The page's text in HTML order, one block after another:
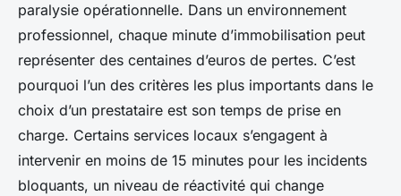
paralysie opérationnelle. Dans un environnement
professionnel, chaque minute d’immobilisation peut
représenter des centaines d’euros de pertes. C’est
pourquoi l’un des critères les plus importants dans le
choix d’un prestataire est son temps de prise en
charge. Certains services locaux s’engagent à
intervenir en moins de 15 minutes pour les incidents
bloquants, un niveau de réactivité qui change